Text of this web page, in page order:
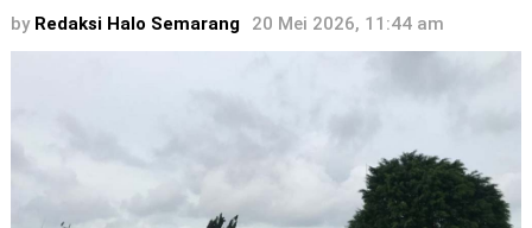
by Redaksi Halo Semarang 20 Mei 2026, 11:44 am